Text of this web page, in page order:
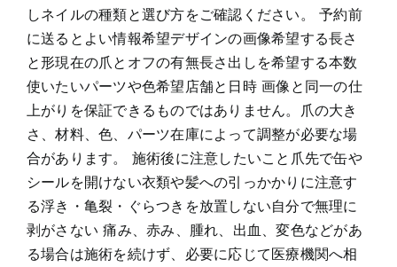
しネイルの種類と選び方をご確認ください。 予約前
に送るとよい情報希望デザインの画像希望する長さ
と形現在の爪とオフの有無長さ出しを希望する本数
使いたいパーツや色希望店舗と日時 画像と同一の仕
上がりを保証できるものではありません。爪の大き
さ、材料、色、パーツ在庫によって調整が必要な場
合があります。 施術後に注意したいこと爪先で缶や
シールを開けない衣類や髪への引っかかりに注意す
る浮き・亀裂・ぐらつきを放置しない自分で無理に
剥がさない 痛み、赤み、腫れ、出血、変色などがあ
る場合は施術を続けず、必要に応じて医療機関へ相